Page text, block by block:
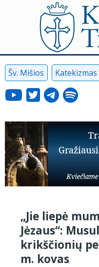
Šv. Mišios Katekizmas
„Jie liepė
Jėzaus“:
krikščionių
m. kovas